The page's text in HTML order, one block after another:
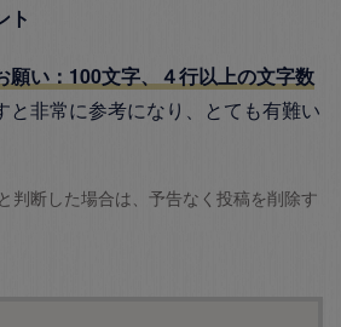
ト
願い：100文字、４行以上の文字数
と非常に参考になり、とても有難い
判断した場合は、予告なく投稿を削除す